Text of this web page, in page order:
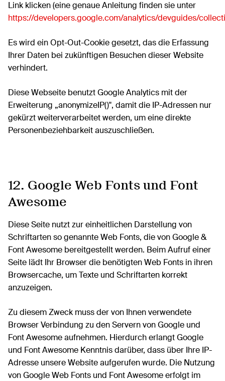
Link klicken (eine genaue Anleitung finden sie unter
https://developers.google.com/analytics/devguides/
Es wird ein Opt-Out-Cookie gesetzt, das die Erfassung
Ihrer Daten bei zukünftigen Besuchen dieser Website
verhindert.
Diese Webseite benutzt Google Analytics mit der
Erweiterung „anonymizeIP()", damit die IP-Adressen nur
gekürzt weiterverarbeitet werden, um eine direkte
Personenbeziehbarkeit auszuschließen.
12. Google Web Fonts und Font
Awesome
Diese Seite nutzt zur einheitlichen Darstellung von
Schriftarten so genannte Web Fonts, die von Google &
Font Awesome bereitgestellt werden. Beim Aufruf einer
Seite lädt Ihr Browser die benötigten Web Fonts in ihren
Browsercache, um Texte und Schriftarten korrekt
anzuzeigen.
Zu diesem Zweck muss der von Ihnen verwendete
Browser Verbindung zu den Servern von Google und
Font Awesome aufnehmen. Hierdurch erlangt Google
und Font Awesome Kenntnis darüber, dass über Ihre IP-
Adresse unsere Website aufgerufen wurde. Die Nutzung
von Google Web Fonts und Font Awesome erfolgt im